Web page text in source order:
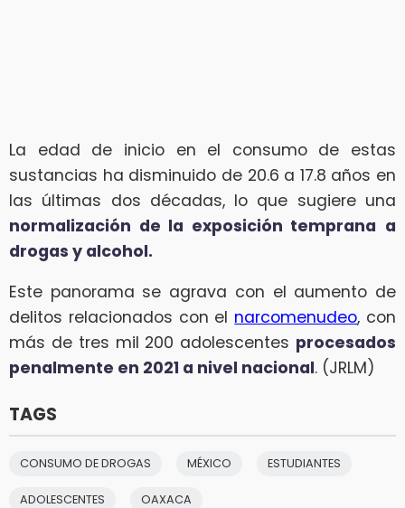
La edad de inicio en el consumo de estas
sustancias ha disminuido de 20.6 a 17.8 años en
las últimas dos décadas, lo que sugiere una
normalización de la exposición temprana a
drogas y alcohol.
Este panorama se agrava con el aumento de
delitos relacionados con el narcomenudeo, con
más de tres mil 200 adolescentes procesados
penalmente en 2021 a nivel nacional. (JRLM)
TAGS
CONSUMO DE DROGAS MÉXICO ESTUDIANTES
ADOLESCENTES OAXACA